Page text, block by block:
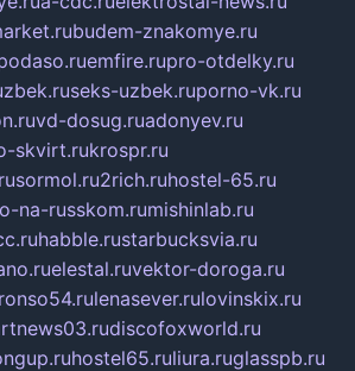
budem-znakomye.ru
emfire.rupro-otdelky.ru
seks-uzbek.ruporno-vk.ru
vd-dosug.ruadonyev.ru
skvirt.rukrospr.ru
sormol.ru2rich.ruhostel-65.ru
na-russkom.rumishinlab.ru
habble.rustarbucksvia.ru
elestal.ruvektor-doroga.ru
lenasever.rulovinskix.ru
discofoxworld.ru
hostel65.ruliura.ruglasspb.ru